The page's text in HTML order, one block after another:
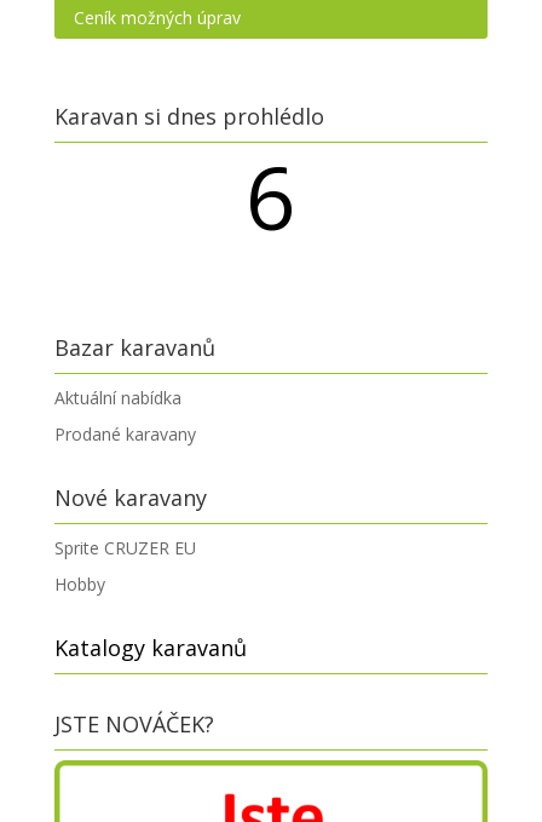
Ceník možných úprav
Karavan si dnes prohlédlo
6
Bazar karavanů
Aktuální nabídka
Prodané karavany
Nové karavany
Sprite CRUZER EU
Hobby
Katalogy karavanů
JSTE NOVÁČEK?